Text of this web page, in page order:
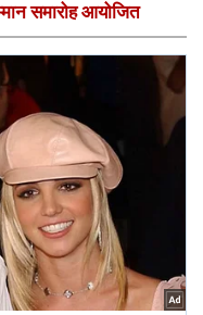
समारोह आयोजित